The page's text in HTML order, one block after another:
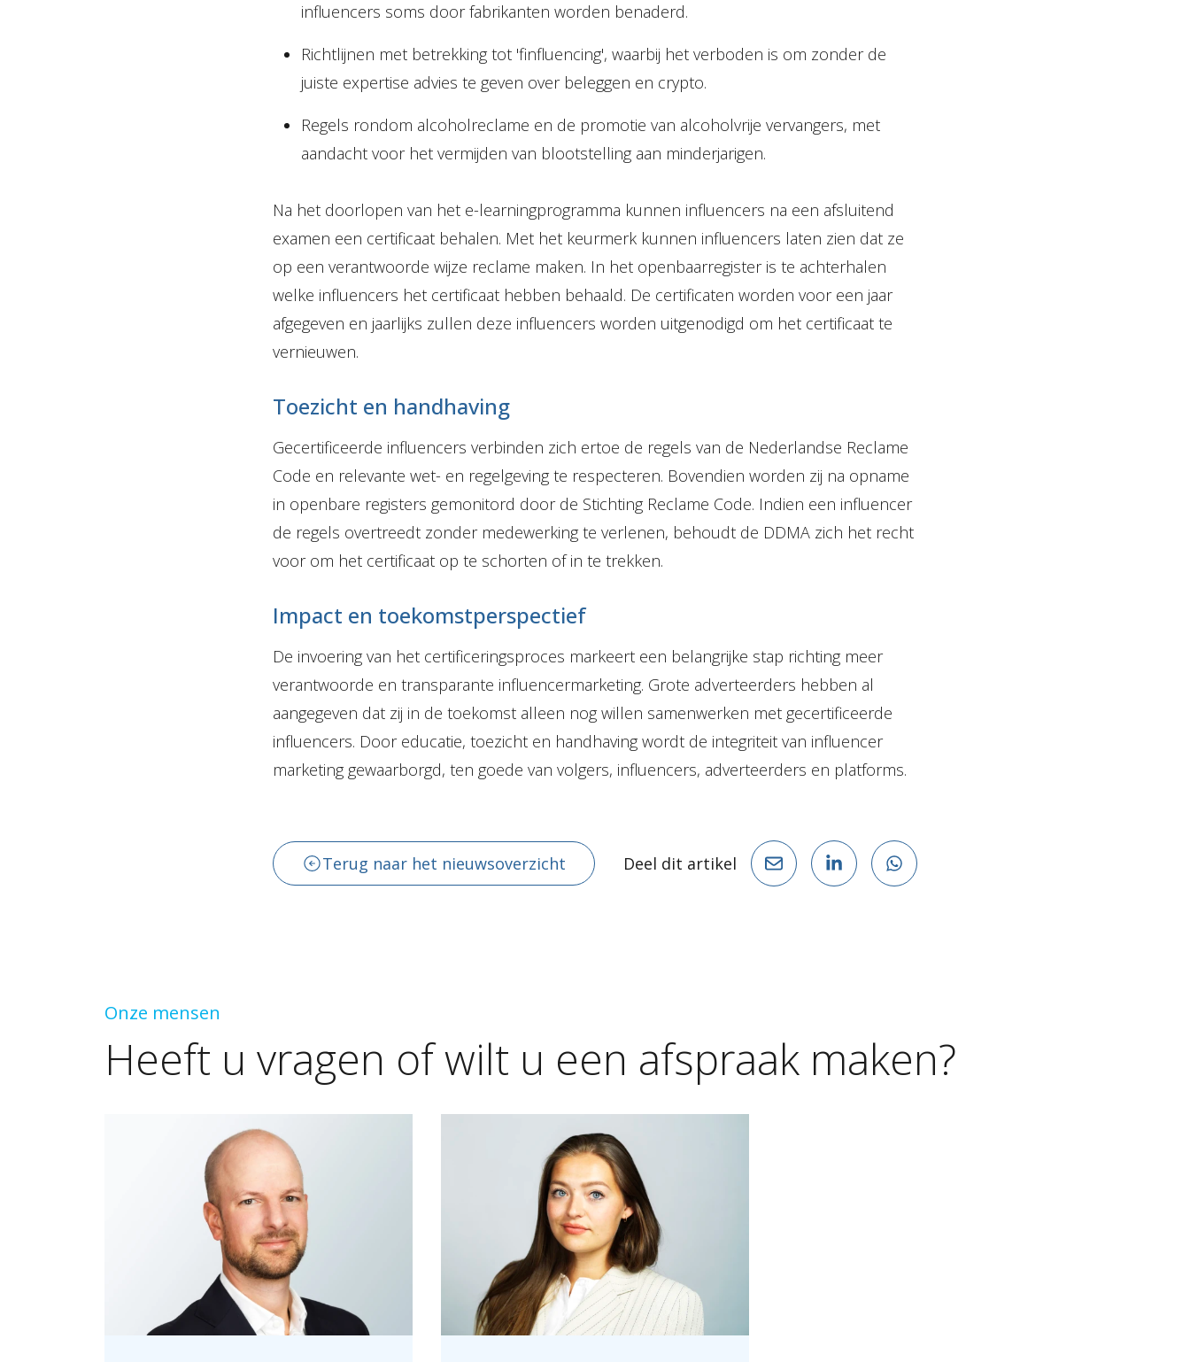
influencers soms door fabrikanten worden benaderd.
Richtlijnen met betrekking tot 'finfluencing', waarbij het verboden is om zonder de
juiste expertise advies te geven over beleggen en crypto.
Regels rondom alcoholreclame en de promotie van alcoholvrije vervangers, met
aandacht voor het vermijden van blootstelling aan minderjarigen.
Na het doorlopen van het e-learningprogramma kunnen influencers na een afsluitend
examen een certificaat behalen. Met het keurmerk kunnen influencers laten zien dat ze
op een verantwoorde wijze reclame maken. In het openbaarregister is te achterhalen
welke influencers het certificaat hebben behaald. De certificaten worden voor een jaar
afgegeven en jaarlijks zullen deze influencers worden uitgenodigd om het certificaat te
vernieuwen.
Toezicht en handhaving
Gecertificeerde influencers verbinden zich ertoe de regels van de Nederlandse Reclame
Code en relevante wet- en regelgeving te respecteren. Bovendien worden zij na opname
in openbare registers gemonitord door de Stichting Reclame Code. Indien een influencer
de regels overtreedt zonder medewerking te verlenen, behoudt de DDMA zich het recht
voor om het certificaat op te schorten of in te trekken.
Impact en toekomstperspectief
De invoering van het certificeringsproces markeert een belangrijke stap richting meer
verantwoorde en transparante influencermarketing. Grote adverteerders hebben al
aangegeven dat zij in de toekomst alleen nog willen samenwerken met gecertificeerde
influencers. Door educatie, toezicht en handhaving wordt de integriteit van influencer
marketing gewaarborgd, ten goede van volgers, influencers, adverteerders en platforms.
Terug naar het nieuwsoverzicht Deel dit artikel
Onze mensen
Heeft u vragen ofwilt u een afspraak maken?